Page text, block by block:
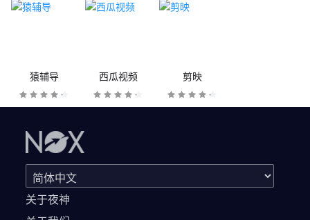
猿辅导 西瓜视频 剪映
关于夜神